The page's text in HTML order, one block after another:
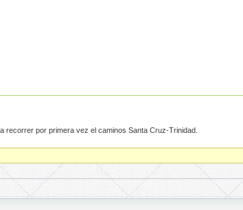
recorrer por primera vez el caminos Santa Cruz-Trinidad.